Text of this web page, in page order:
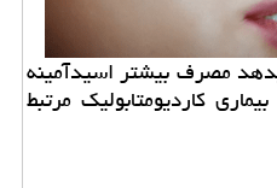
مصرف بیشتر اسیدآمینه
كاردیومتابولیك مرتبط